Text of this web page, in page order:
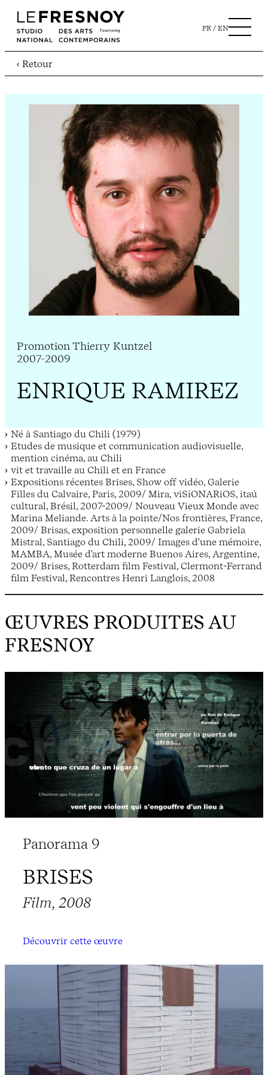
FR EN
‹ Retour
Promotion Thierry Kuntzel
2007-2009
ENRIQUE RAMIREZ
Né à Santiago du Chili (1979)
Etudes de musique et communication audiovisuelle,
mention cinéma, au Chili
vit et travaille au Chili et en France
Expositions récentes Brises, Show off vidéo, Galerie
Filles du Calvaire, Paris, 2009/ Mira, viSiONARiOS, itaú
cultural, Brésil, 2007-2009/ Nouveau Vieux Monde avec
Marina Meliande. Arts à la pointe/Nos frontières, France,
2009/ Brisas, exposition personnelle galerie Gabriela
Mistral, Santiago du Chili, 2009/ Images d'une mémoire,
MAMBA, Musée d'art moderne Buenos Aires, Argentine,
2009/ Brises, Rotterdam film Festival, Clermont-Ferrand
film Festival, Rencontres Henri Langlois, 2008
ŒUVRES PRODUITES AU
FRESNOY
Panorama 9
BRISES
Film, 2008
Découvrir cette œuvre